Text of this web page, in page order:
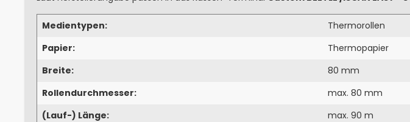
Medientypen:
Thermorollen
Papier:
Thermopapier
Breite:
80 mm
Rollendurchmesser:
max. 80 mm
(Lauf-) Länge:
max. 90 m